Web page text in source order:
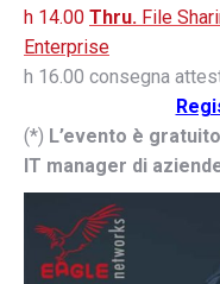
h 14.00 Thru. File
Enterprise
h 16.00 consegna
(*) L’evento è gratuito
IT manager di